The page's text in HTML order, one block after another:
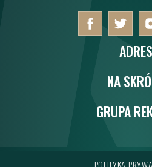
GRUPA
NA
ADRES